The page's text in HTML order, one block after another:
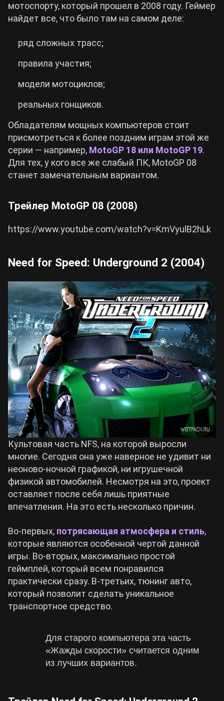
мотоспорту, который прошел в 2008 году. Геймер
найдет все, что было там на самом деле:
ряд сложных трасс;
правила участия;
модели мотоциклов;
реальных гонщиков.
Обладателям мощных компьютеров стоит
присмотреться к более поздним играм этой же
серии — например, MotoGP 18 или MotoGP 19.
Для тех, у кого все же слабый ПК, MotoGP 08
станет замечательным вариантом.
Трейлер MotoGP 08 (2008)
https://www.youtube.com/watch?v=KmVyulB2hLk
Need for Speed: Underground 2 (2004)
Культовая часть NFS, на которой выросли
многие. Сегодня она уже наверное не удивит ни
неоново-ночной графикой, ни игрушечной
физикой автомобилей. Несмотря на это, проект
оставляет после себя лишь приятные
впечатления. На это есть несколько причин.
Во-первых, потрясающая атмосфера и стиль,
которые являются особенной чертой данной
игры. Во-вторых, максимально простой
геймплей, который всем понравился
практически сразу. В-третьих, тюнинг авто,
который позволит сделать уникальное
транспортное средство.
Для старого компьютера эта часть
«Жажды скорости» считается одним
из лучших вариантов.